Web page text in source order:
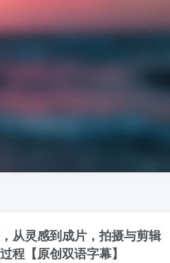
从灵感到成片，拍摄与剪辑
程【原创双语字幕】